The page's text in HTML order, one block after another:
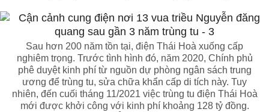
Sau hơn 200 năm tồn tại, điện Thái Hoà xuống cấp
nghiêm trọng. Trước tình hình đó, năm 2020, Chính phủ
phê duyệt kinh phí từ nguồn dự phòng ngân sách trung
ương để trùng tu, sửa chữa khẩn cấp di tích này. Tuy
nhiên, đến cuối tháng 11/2021 việc trùng tu điện Thái Hoà
mới được khởi công với kinh phí khoảng 128 tỷ đồng.